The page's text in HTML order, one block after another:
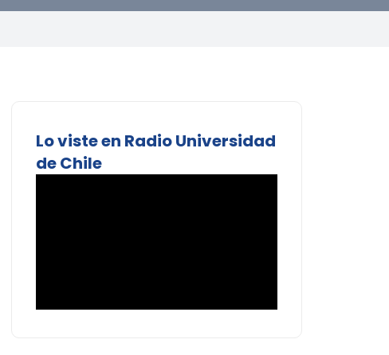
Lo viste en Radio Universidad
de Chile